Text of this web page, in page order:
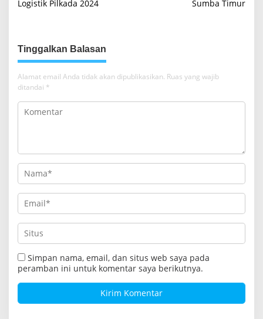
v
a
s
i
p
Logistik Pilkada 2024 Sumba Timur
Tinggalkan Balasan
Alamat email Anda tidak akan dipublikasikan. Ruas yang wajib
ditandai *
Simpan nama, email, dan situs web saya pada
peramban ini untuk komentar saya berikutnya.